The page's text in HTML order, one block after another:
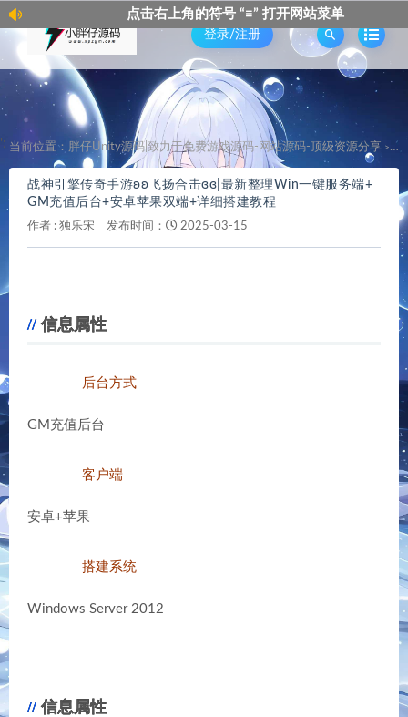
点击右上角的符号 “≡” 打开网站菜单
登录/注册
'; 当前位置： 胖仔Unity源码|致力于免费游戏源码-网站源码-顶级资源分享 > 战
战神引擎传奇手游ʚʚ飞扬合击ɞɞ|最新整理Win一键服务端+
GM充值后台+安卓苹果双端+详细搭建教程
作者 : 独乐宋 发布时间： 2025-03-15
信息属性
后台方式
GM充值后台
客户端
安卓+苹果
搭建系统
Windows Server 2012
信息属性